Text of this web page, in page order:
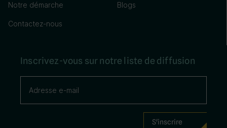
Notre démarche
Contactez-nous
Blogs
Inscrivez-vous sur notre liste de diffusion